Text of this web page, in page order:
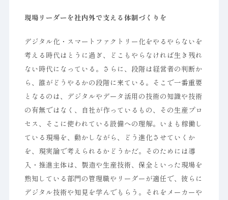
現場リーダーを社内外で支える体制づくりを
デジタル化・スマートファクトリー化をやるやらないを
考える時代はとうに過ぎ、どこもやらなければ生き残れ
ない時代になっている。さらに、段階は経営者の判断か
ら、誰がどうやるかの段階に来ている。そこで一番重要
となるのは、デジタルやデータ活用の技術の知識や技術
の有無ではなく、自社が作っているもの、その生産プロ
セス、そこに使われている設備への理解。いまも稼働し
ている現場を、動かしながら、どう進化させていくか
を、現実論で考えられるかどうかだ。そのためには導
入・推進主体は、製造や生産技術、保全といった現場を
熟知している部門の管理職やリーダーが適任で、彼らに
デジタル技術や知見を学んでもらう。それをメーカーや